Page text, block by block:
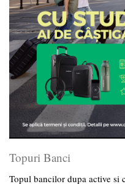
Topuri Banci
Topul bancilor dupa active si